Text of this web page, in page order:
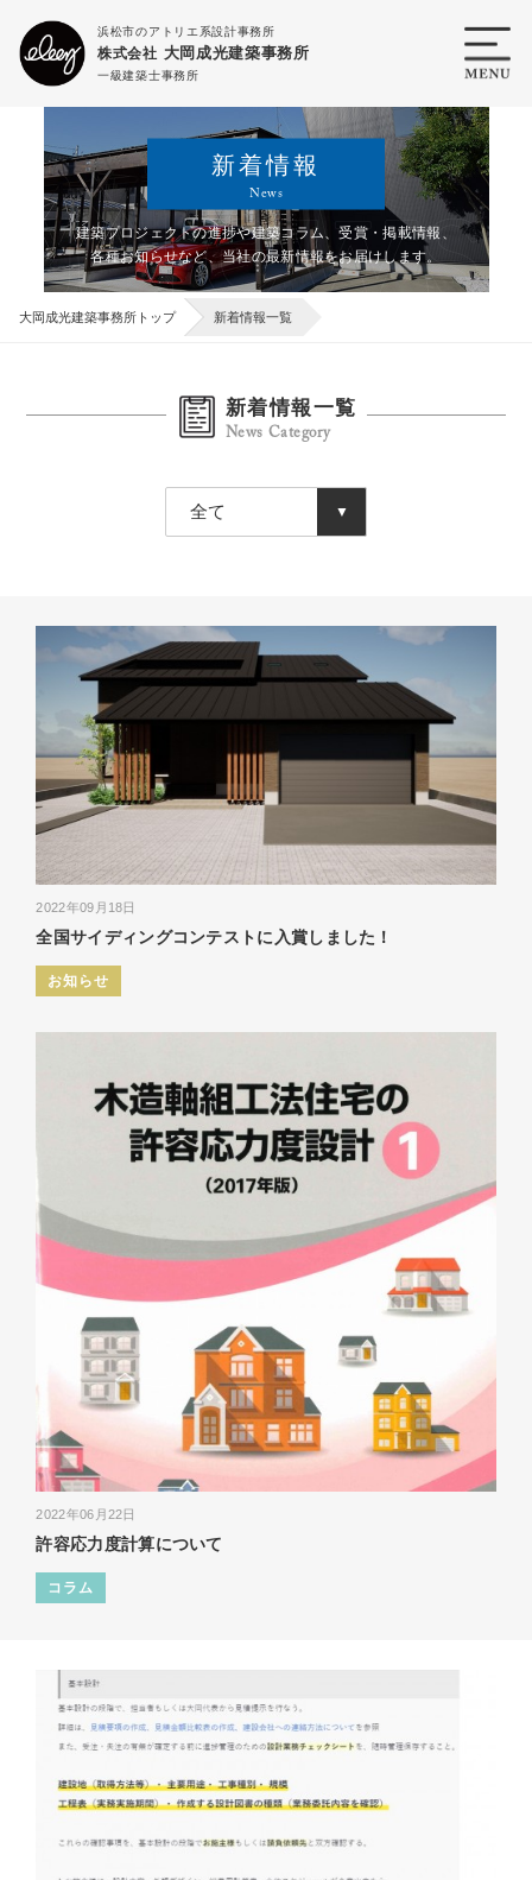
浜松市のアトリエ系設計事務所
株式会社 大岡成光建築事務所
一級建築士事務所
新着情報
News
建築プロジェクトの進捗や建築コラム、受賞・掲載情報、
各種お知らせなど、当社の最新情報をお届けします。
大岡成光建築事務所トップ 新着情報一覧
新着情報一覧
News Category
2022年09月18日
全国サイディングコンテストに入賞しました！
お知らせ
2022年06月22日
許容応力度計算について
コラム